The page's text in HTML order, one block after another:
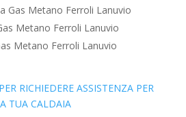
Gas Metano Ferroli Lanuvio
Metano Ferroli Lanuvio
Metano Ferroli Lanuvio
RICHIEDERE ASSISTENZA PER
TUA CALDAIA